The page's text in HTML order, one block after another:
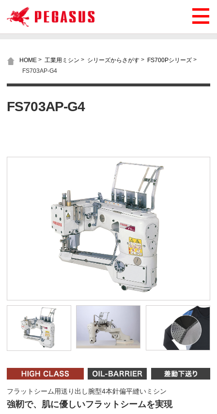
HOME > 工業用ミシン > シリーズからさがす > FS700Pシリーズ >
FS703AP-G4
FS703AP-G4
フラットシーム用送り出し腕型4本針偏平縫いミシン
強靭で、肌に優しいフラットシームを実現